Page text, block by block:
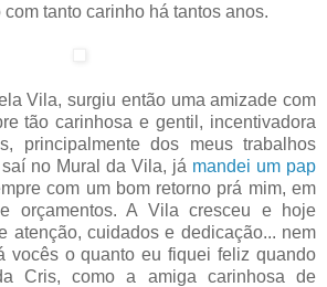
tanto carinho há tantos anos.
Vila, surgiu então uma amizade com
tão carinhosa e gentil, incentivadora
principalmente dos meus trabalhos
no Mural da Vila, já mandei um pap
com um bom retorno prá mim, em
orçamentos. A Vila cresceu e hoje
atenção, cuidados e dedicação... nem
vocês o quanto eu fiquei feliz quando
Cris, como a amiga carinhosa de